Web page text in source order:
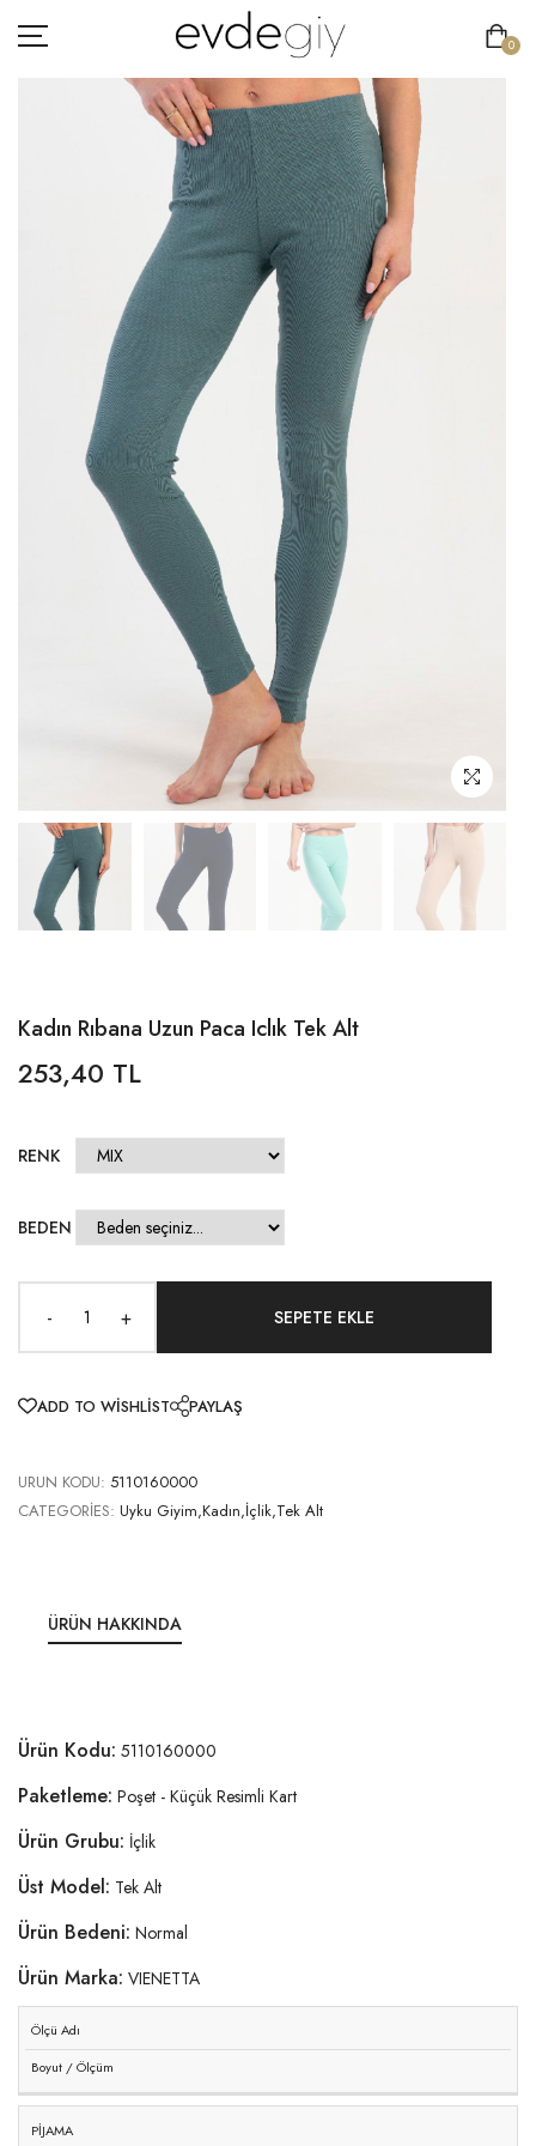
0
HAKKIMIZDA
Kadın Rıbana Uzun Paca Iclık Tek Alt
253,40 TL
RENK
BEDEN
- +
ADD TO WISHLIST PAYLAŞ
URUN KODU: 5110160000
CATEGORIES: Uyku Giyim,Kadın,İçlik,Tek Alt
ÜRÜN HAKKINDA
Ürün Kodu: 5110160000
Paketleme: Poşet - Küçük Resimli Kart
Ürün Grubu: İçlik
Üst Model: Tek Alt
Ürün Bedeni: Normal
Ürün Marka: VIENETTA
Ölçü Adı
Boyut / Ölçüm
PİJAMA